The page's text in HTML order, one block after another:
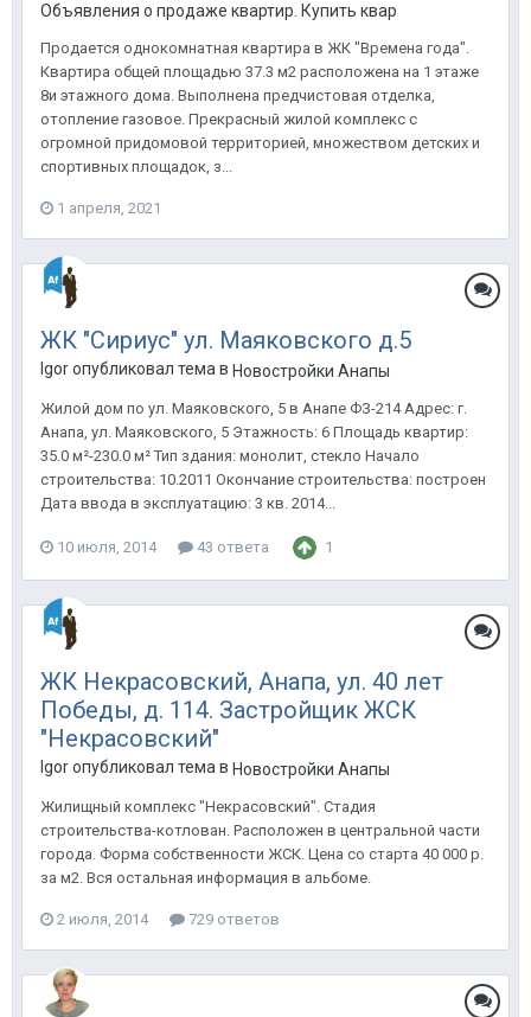
Объявления о продаже квартир. Купить квартиру в Анапе.
Продается однокомнатная квартира в ЖК "Времена года".
Квартира общей площадью 37.3 м2 расположена на 1 этаже
8и этажного дома. Выполнена предчистовая отделка,
отопление газовое. Прекрасный жилой комплекс с
огромной придомовой территорией, множеством детских и
спортивных площадок, з...
1 апреля, 2021
ЖК "Сириус" ул. Маяковского д.5
Igor опубликовал тема в Новостройки Анапы
Жилой дом по ул. Маяковского, 5 в Анапе ФЗ-214 Адрес: г.
Анапа, ул. Маяковского, 5 Этажность: 6 Площадь квартир:
35.0 м²-230.0 м² Тип здания: монолит, стекло Начало
строительства: 10.2011 Окончание строительства: построен
Дата ввода в эксплуатацию: 3 кв. 2014...
10 июля, 2014 43 ответа 1
ЖК Некрасовский, Анапа, ул. 40 лет
Победы, д. 114. Застройщик ЖСК
"Некрасовский"
Igor опубликовал тема в Новостройки Анапы
Жилищный комплекс "Некрасовский". Стадия
строительства-котлован. Расположен в центральной части
города. Форма собственности ЖСК. Цена со старта 40 000 р.
за м2. Вся остальная информация в альбоме.
2 июля, 2014 729 ответов